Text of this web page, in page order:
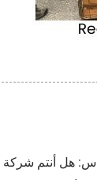
س: هل أنتم شركة